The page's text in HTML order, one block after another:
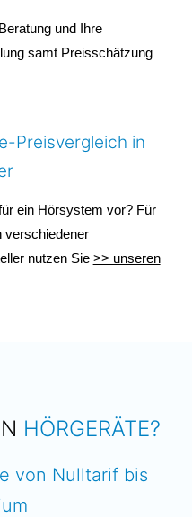
und Ihre
samt Preisschätzung
Preisvergleich in
ein Hörsystem vor? Für
verschiedener
nutzen Sie >> unseren
HÖRGERÄTE?
von Nulltarif bis